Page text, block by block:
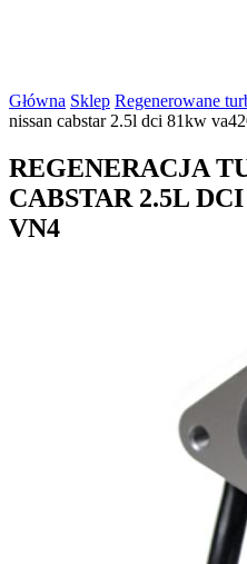
Główna Sklep Regenerowane
nissan cabstar 2.5l dci 81kw
REGENERACJA
CABSTAR 2.5L
VN4